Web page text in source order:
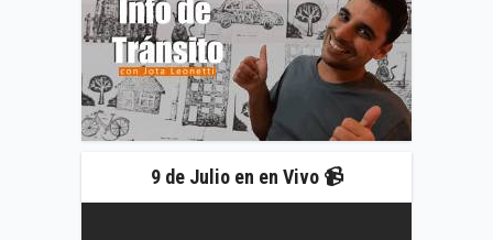
9 de Julio en en Vivo 📹